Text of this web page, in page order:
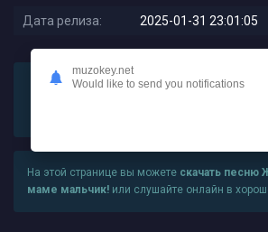
Дата релиза:
2025-01-31 23:01:05
На этой странице вы можете скачать песню
маме мальчик! или слушайте онлайн в
muzokey.net
Would like to send you notifications